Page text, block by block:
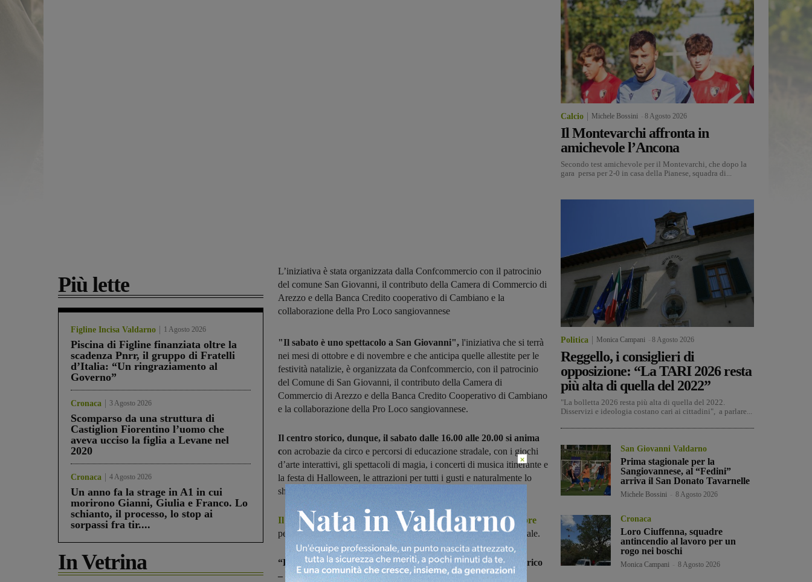
Più lette
Figline Incisa Valdarno 1 Agosto 2026
Piscina di Figline finanziata oltre la
scadenza Pnrr, il gruppo di Fratelli
d’Italia: “Un ringraziamento al
Governo”
Cronaca 3 Agosto 2026
Scomparso da una struttura di
Castiglion Fiorentino l’uomo che
aveva ucciso la figlia a Levane nel
2020
Cronaca 4 Agosto 2026
Un anno fa la strage in A1 in cui
morirono Gianni, Giulia e Franco. Lo
schianto, il processo, lo stop ai
sorpassi fra tir....
In Vetrina
L’iniziativa è stata organizzata dalla Confcommercio con il patrocinio
del comune San Giovanni, il contributo della Camera di Commercio di
Arezzo e della Banca Credito cooperativo di Cambiano e la
collaborazione della Pro Loco sangiovannese
"Il sabato è uno spettacolo a San Giovanni", l'iniziativa che si terrà
nei mesi di ottobre e di novembre e che anticipa quelle allestite per le
festività natalizie, è organizzata da Confcommercio, con il patrocinio
del Comune di San Giovanni, il contributo della Camera di
Commercio di Arezzo e della Banca Credito Cooperativo di Cambiano
e la collaborazione della Pro Loco sangiovannese.
Il centro storico, dunque, il sabato dalle 16.00 alle 20.00 si anima
con acrobazie da circo e percorsi di educazione stradale, con i giochi
d’arte interattivi, gli spettacoli di magia, i concerti di musica itinerante e
la festa di Halloween, le attrazioni per tutti i gusti e naturalmente lo
shopping.
Il programma degli eventi si apre ufficialmente sabato 3 ottobre
per concludersi sabato 28 novembre con una festa dedicata al Natale.
“L’idea è nata dopo aver ascoltato gli operatori del centro storico
– racconta il presidente della delegazione sangiovannese di
Calcio Michele Bossini 8 Agosto 2026
Il Montevarchi affronta in
amichevole l’Ancona
Secondo test amichevole per il Montevarchi, che dopo la
gara persa per 2-0 in casa della Pianese, squadra di...
Politica Monica Campani 8 Agosto 2026
Reggello, i consiglieri di
opposizione: “La TARI 2026 resta
più alta di quella del 2022”
"La bolletta 2026 resta più alta di quella del 2022.
Disservizi e ideologia costano cari ai cittadini", a parlare...
San Giovanni Valdarno
Prima stagionale per la
Sangiovannese, al “Fedini”
arriva il San Donato Tavarnelle
Michele Bossini 8 Agosto 2026
Cronaca
Loro Ciuffenna, squadre
antincendio al lavoro per un
rogo nei boschi
Monica Campani 8 Agosto 2026
×